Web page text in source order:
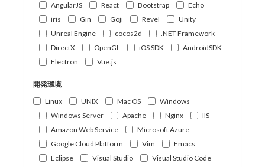
AngularJS
React Bootstrap
Echo
iris
Gin Goji Revel
Unity
Unreal Engine
cocos2d
.NET Framework
DirectX
OpenGL iOS SDK
AndroidSDK
Electron
Vue.js
開発環境
Linux
UNIX Mac OS
Windows
Windows Server
Apache Nginx
IIS
Amazon Web Service
Microsoft Azure
Google Cloud Platform
Vim
Emacs
Eclipse
Visual Studio
Visual Studio Code